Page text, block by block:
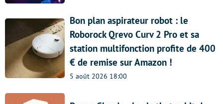
Bon plan aspirateur robot : le
Roborock Qrevo Curv 2 Pro et sa
station multifonction profite de 400
€ de remise sur Amazon !
5 août 2026 18:00